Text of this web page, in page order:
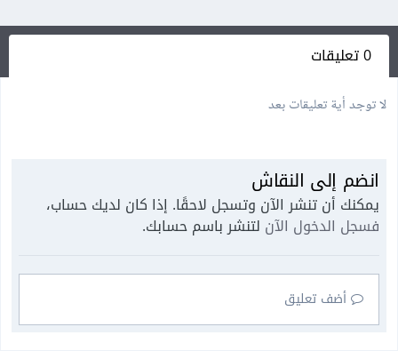
0 تعليقات
لا توجد أية تعليقات بعد
انضم إلى النقاش
يمكنك أن تنشر الآن وتسجل لاحقًا. إذا كان لديك حساب،
فسجل الدخول الآن لتنشر باسم حسابك.
أضف تعليق